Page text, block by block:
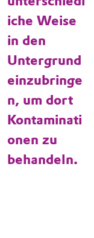
iche Weise
in den
Untergrund
einzubringe
n, um dort
Kontaminati
onen zu
behandeln.